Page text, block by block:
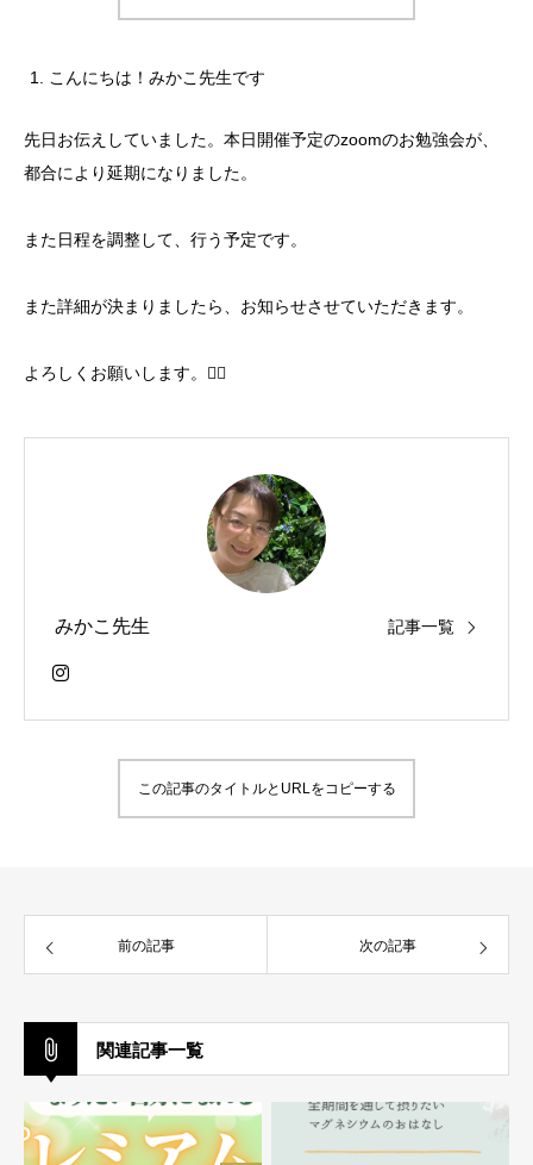
こんにちは！みかこ先生です
先日お伝えしていました。本日開催予定のzoomのお勉強会が、
都合により延期になりました。
また日程を調整して、行う予定です。
また詳細が決まりましたら、お知らせさせていただきます。
よろしくお願いします。🙇‍♀️
みかこ先生 記事一覧
この記事のタイトルとURLをコピーする
前の記事 次の記事
関連記事一覧